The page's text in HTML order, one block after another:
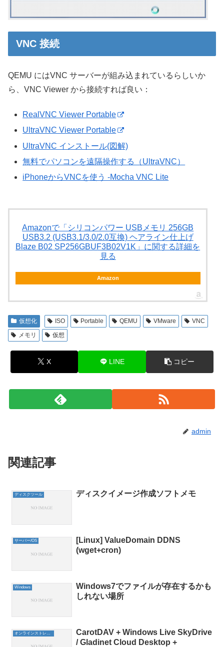
VNC 接続
QEMU にはVNC サーバーが組み込まれているらしいか
ら、VNC Viewer から接続すれば良い：
RealVNC Viewer Portable
UltraVNC Viewer Portable
UltraVNC インストール(図解)
無料でパソコンを遠隔操作する（UltraVNC）
iPhoneからVNCを使う -Mocha VNC Lite
Amazonで「シリコンパワー USBメモリ 256GB
USB3.2 (USB3.1/3.0/2.0互換) ヘアライン仕上げ
Blaze B02 SP256GBUF3B02V1K」に関する詳細を
見る
Amazon
仮想化 ISO Portable QEMU VMware
VNC
メモリ
仮想
X LINE コピー
admin
関連記事
ディスクツール ディスクイメージ作成ソフトメモ
サーバー/OS
[Linux] ValueDomain DDNS
(wget+cron)
Windows
Windows7でファイルが存在するかも
しれない場所
CarotDAV + Windows Live SkyDrive
/ Gladinet Cloud Desktop +